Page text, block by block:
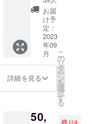
ます。
皆様と一緒
に『星の王
子さま』を
次世代に伝
えていく活
動ができれ
いますの
会があ
りまし
たが、
出店料
や交通
費など
の経費
の足か
せに
とは否
なこと
は、目
に見え
い」。
きっと
あなた
にとっ
でしょ
た
「星」
を掲載
させて
いただ
きま
す。 ※
ご支援
星１個
ゼッ
ト)：お
楽しみ
本】＋
【選書
サービ
ス（解
説付
き）】
あなた
たりの
お届
け予
定：
2023
年09
月
詳細を見る
こ
の
リ
タ
ー
ン
を
選
択
す
る
50, 残り4